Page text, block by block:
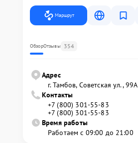
Маршрут
ОбзорОтзывы 354
Адрес
г. Тамбов, Советская ул., 99А
Контакты
+7 (800) 301-55-83
+7 (800) 301-55-83
Время работы
Работаем с 09:00 до 21:00